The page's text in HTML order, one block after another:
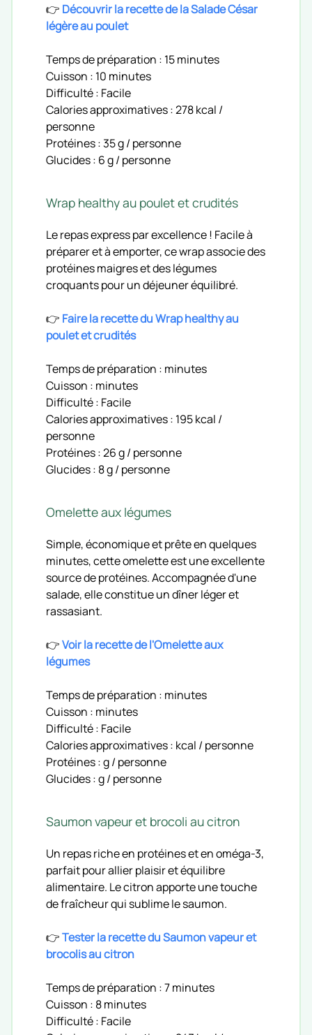
👉 Découvrir la recette de la Salade César
légère au poulet
Temps de préparation : 15 minutes
Cuisson : 10 minutes
Difficulté : Facile
Calories approximatives : 278 kcal /
personne
Protéines : 35 g / personne
Glucides : 6 g / personne
Wrap healthy au poulet et crudités
Le repas express par excellence ! Facile à
préparer et à emporter, ce wrap associe des
protéines maigres et des légumes
croquants pour un déjeuner équilibré.
👉 Faire la recette du Wrap healthy au
poulet et crudités
Temps de préparation : minutes
Cuisson : minutes
Difficulté : Facile
Calories approximatives : 195 kcal /
personne
Protéines : 26 g / personne
Glucides : 8 g / personne
Omelette aux légumes
Simple, économique et prête en quelques
minutes, cette omelette est une excellente
source de protéines. Accompagnée d'une
salade, elle constitue un dîner léger et
rassasiant.
👉Voir la recette de l'Omelette aux
légumes
Temps de préparation : minutes
Cuisson : minutes
Difficulté : Facile
Calories approximatives : kcal / personne
Protéines : g / personne
Glucides : g / personne
Saumon vapeur et brocoli au citron
Un repas riche en protéines et en oméga-3,
parfait pour allier plaisir et équilibre
alimentaire. Le citron apporte une touche
de fraîcheur qui sublime le saumon.
👉Tester la recette du Saumon vapeur et
brocolis au citron
Temps de préparation : 7 minutes
Cuisson : 8 minutes
Difficulté : Facile